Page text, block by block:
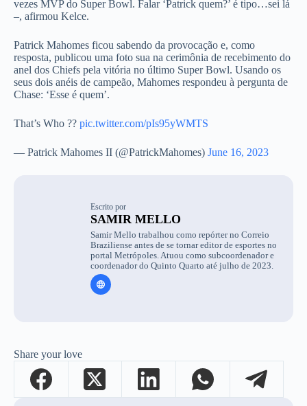
vezes MVP do Super Bowl. Falar ‘Patrick quem?’ é tipo…sei lá
–, afirmou Kelce.
Patrick Mahomes ficou sabendo da provocação e, como
resposta, publicou uma foto sua na cerimônia de recebimento do
anel dos Chiefs pela vitória no último Super Bowl. Usando os
seus dois anéis de campeão, Mahomes respondeu à pergunta de
Chase: ‘Esse é quem’.
That’s Who ?? pic.twitter.com/pIs95yWMTS
— Patrick Mahomes II (@PatrickMahomes) June 16, 2023
Escrito por
SAMIR MELLO
Samir Mello trabalhou como repórter no Correio
Braziliense antes de se tornar editor de esportes no
portal Metrópoles. Atuou como subcoordenador e
coordenador do Quinto Quarto até julho de 2023.
Share your love